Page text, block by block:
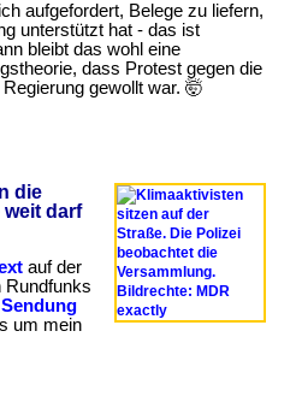
aufgefordert, Belege zu liefern,
unterstützt hat - das ist
bleibt das wohl eine
dass Protest gegen die
gewollt war. 🤯
die
weit darf
auf der
Rundfunks
um mein